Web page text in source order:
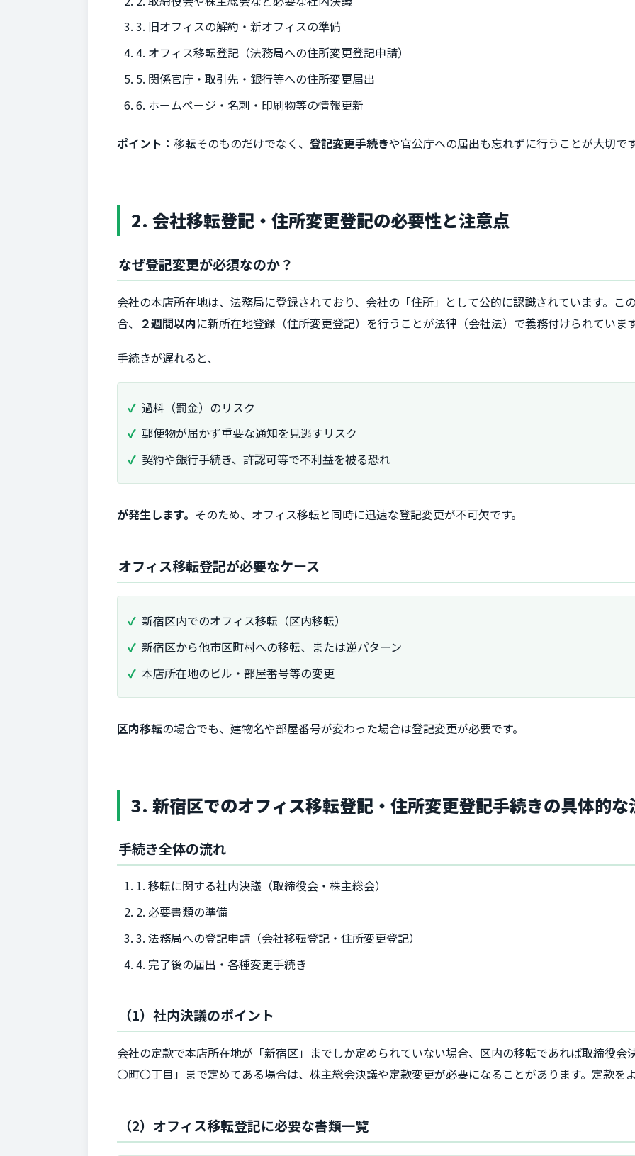
3. 旧オフィスの解約・新オフィスの準備
4. オフィス移転登記（法務局への住所変更登記申請）
5. 関係官庁・取引先・銀行等への住所変更届出
6. ホームページ・名刺・印刷物等の情報更新
ポイント： 移転そのものだけでなく、 登記変更手続きや官公庁への届出も忘れずに行うことが大切で
2. 会社移転登記・住所変更登記の必要性と注意点
なぜ登記変更が必須なのか？
会社の本店所在地は、法務局に登録されており、会社の「住所」として公的に認識されています。こ
合、 ２週間以内に新所在地登録（住所変更登記）を行うことが法律（会社法）で義務付けられていま
手続きが遅れると、
過料（罰金）のリスク
郵便物が届かず重要な通知を見逃すリスク
契約や銀行手続き、許認可等で不利益を被る恐れ
が発生します。 そのため、オフィス移転と同時に迅速な登記変更が不可欠です。
オフィス移転登記が必要なケース
新宿区内でのオフィス移転（区内移転）
新宿区から他市区町村への移転、または逆パターン
本店所在地のビル・部屋番号等の変更
区内移転の場合でも、建物名や部屋番号が変わった場合は登記変更が必要です。
3. 新宿区でのオフィス移転登記・住所変更登記手続きの具体的な
手続き全体の流れ
1. 移転に関する社内決議（取締役会・株主総会）
2. 必要書類の準備
3. 法務局への登記申請（会社移転登記・住所変更登記）
4. 完了後の届出・各種変更手続き
（1）社内決議のポイント
会社の定款で本店所在地が「新宿区」までしか定められていない場合、区内の移転であれば取締役会
〇町〇丁目」まで定めてある場合は、株主総会決議や定款変更が必要になることがあります。定款を
（2）オフィス移転登記に必要な書類一覧